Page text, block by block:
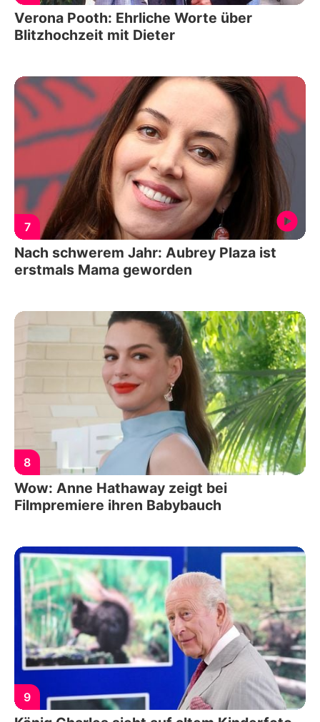
Verona Pooth: Ehrliche Worte über
Blitzhochzeit mit Dieter
7
Nach schwerem Jahr: Aubrey Plaza ist
erstmals Mama geworden
8
Wow: Anne Hathaway zeigt bei
Filmpremiere ihren Babybauch
9